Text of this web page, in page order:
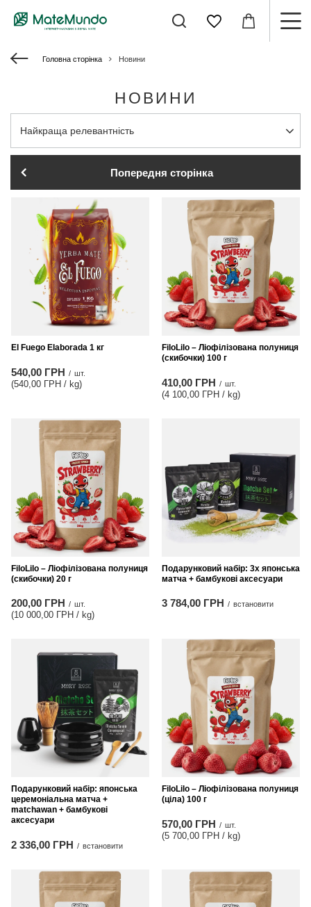
Головна сторінка Новини
НОВИНИ
Змінити сортування
Найкраща релевантність
Попередня сторінка
El Fuego Elaborada 1 кг
540,00 ГРН / шт.
(540,00 ГРН / kg)
FiloLilo – Ліофілізована полуниця
(скибочки) 100 г
410,00 ГРН / шт.
(4 100,00 ГРН / kg)
FiloLilo – Ліофілізована полуниця
(скибочки) 20 г
200,00 ГРН / шт.
(10 000,00 ГРН / kg)
Подарунковий набір: 3x японська
матча + бамбукові аксесуари
3 784,00 ГРН / встановити
Подарунковий набір: японська
церемоніальна матча +
matchawan + бамбукові
аксесуари
2 336,00 ГРН / встановити
FiloLilo – Ліофілізована полуниця
(ціла) 100 г
570,00 ГРН / шт.
(5 700,00 ГРН / kg)